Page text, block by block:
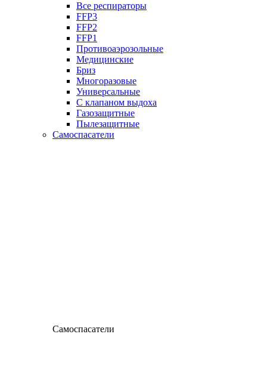
Все респираторы
FFP3
FFP2
FFP1
Противоаэрозольные
Медицинские
Бриз
Многоразовые
Универсальные
С клапаном выдоха
Газозащитные
Пылезащитные
Самоспасатели
Самоспасатели